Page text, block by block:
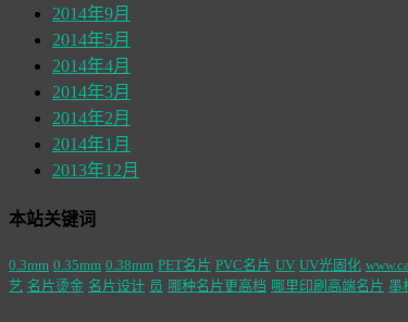
2014年9月
2014年5月
2014年4月
2014年3月
2014年2月
2014年1月
2013年12月
本站关键词
0.3mm 0.35mm 0.38mm PET名片 PVC名片 UV UV光固化
艺 名片烫金 名片设计 员 哪种名片更高档 哪里印刷高端名片 墨